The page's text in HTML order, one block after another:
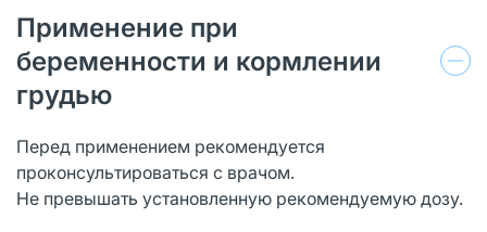
Применение при
беременности и кормлении
грудью
Перед применением рекомендуется
проконсультироваться с врачом.
Не превышать установленную рекомендуемую дозу.